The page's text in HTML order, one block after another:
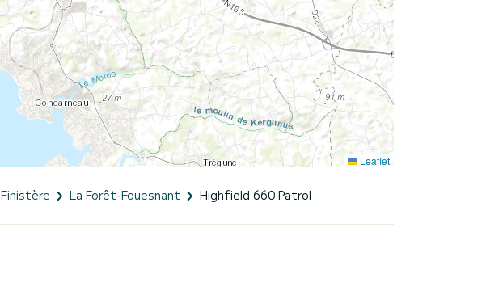
Leaflet
Finistère La Forêt-Fouesnant Highfield 660 Patrol